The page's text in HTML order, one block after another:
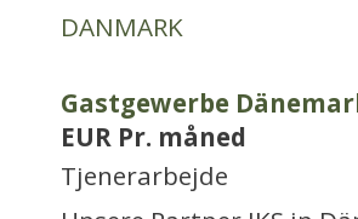
DANMARK
Gastgewerbe
EUR Pr. måned
Tjenerarbejde